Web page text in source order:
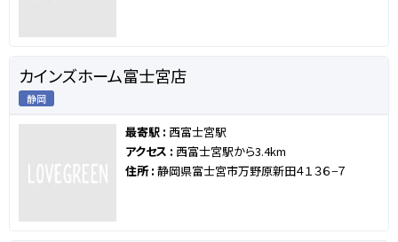
カインズホーム富士宮店
静岡
最寄駅 : 西富士宮駅
アクセス : 西富士宮駅から3.4km
住所 : 静岡県富士宮市万野原新田４１３６−７